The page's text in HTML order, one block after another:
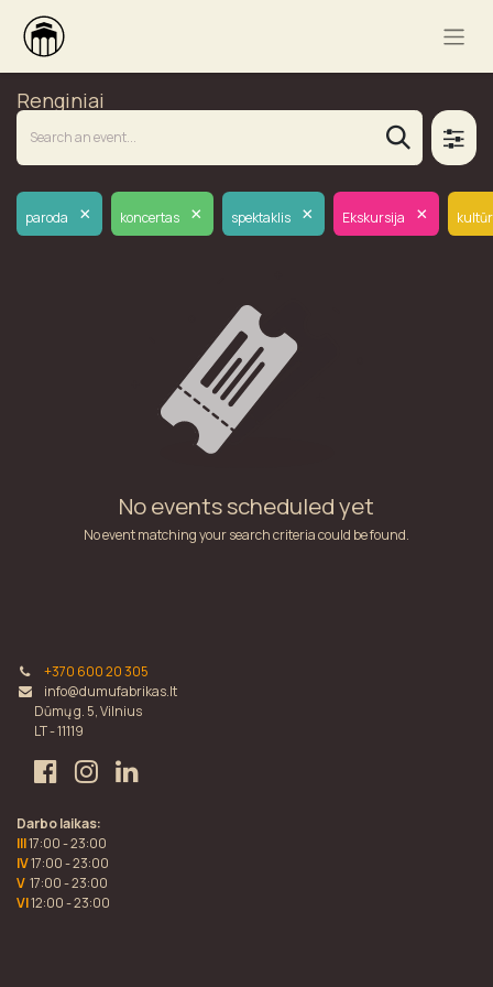
Renginiai
paroda × koncertas × spektaklis × Ekskursija ×
No events scheduled yet
No event matching your search criteria could be found.
+370 600 20 305
info@dumufabrikas.lt
Dūmų g. 5, Vilnius
LT - 11119
Darbo laikas:
III17:00 - 23:00
IV17:00 - 23:00
V 17:00 - 23:00
VI12:00 - 23:00